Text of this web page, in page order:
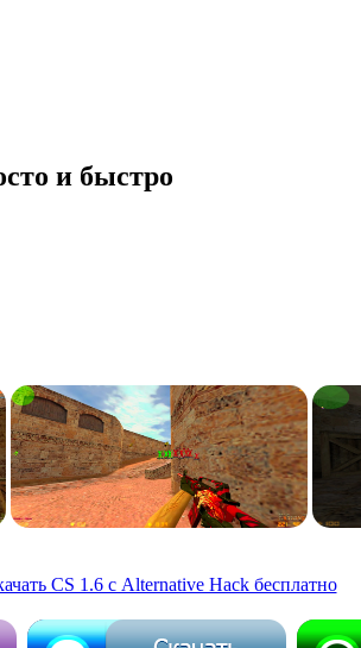
и быстро
CS 1.6 с Alternative Hack бесплатно